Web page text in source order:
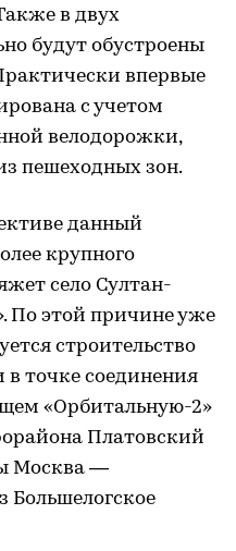
в двух
будут обустроены
впервые
с учетом
велодорожки,
пешеходных зон.
данный
крупного
село Султан-
По этой причине уже
строительство
в точке соединения
«Орбитальную-2»
Платовский
Москва —
Большелогское